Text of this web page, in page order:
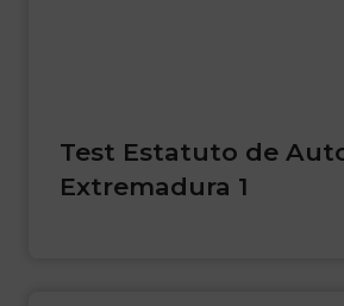
Test Estatuto de
Extremadura 1